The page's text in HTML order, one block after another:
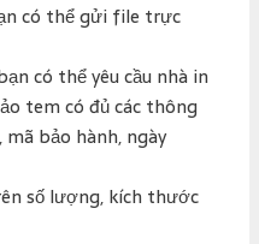
có thể gửi file trực
có thể yêu cầu nhà in
tem có đủ các thông
bảo hành, ngày
số lượng, kích thước